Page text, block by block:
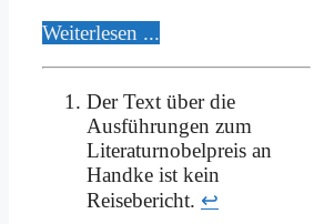
Wei­ter­le­sen ...
Der Text über die
Ausführungen zum
Literaturnobelpreis an
Handke ist kein
Reisebericht. ↩